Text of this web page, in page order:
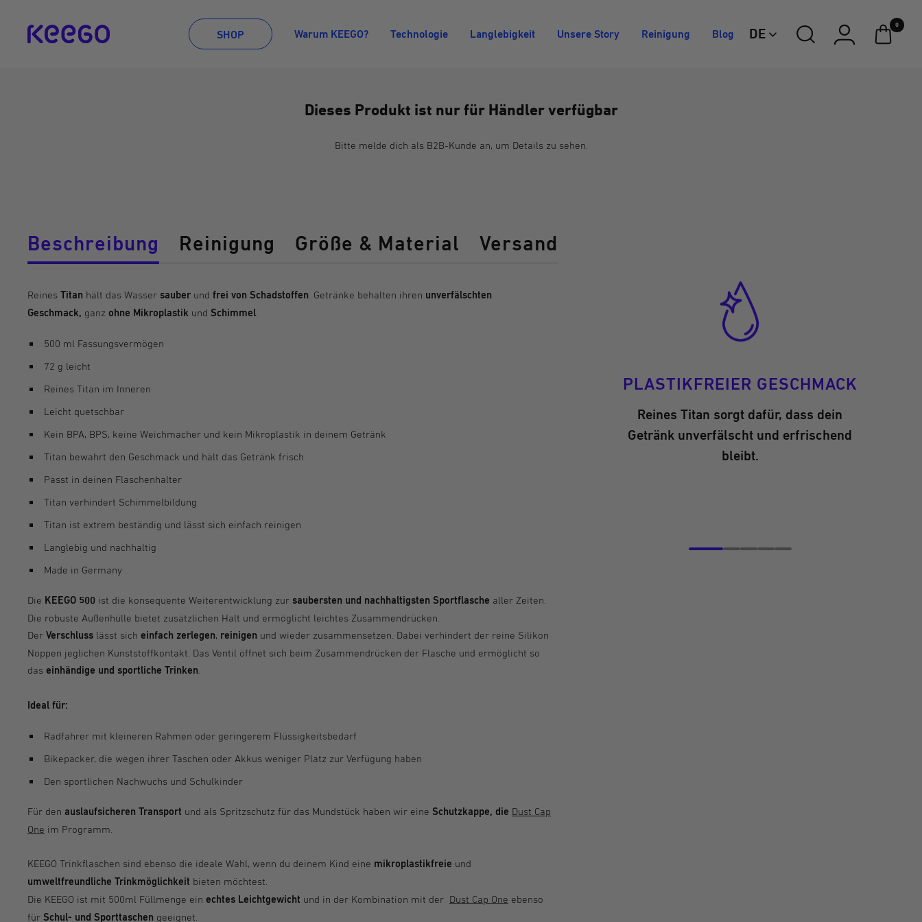
SHOP Warum KEEGO? Technologie Langlebigkeit Unsere Story Reinigung Blog
KEEGO DE
0
Dieses Produkt ist nur für Händler verfügbar
Bitte melde dich als B2B-Kunde an, um Details zu sehen.
Beschreibung Reinigung Größe & Material Versand
Reines Titan hält das Wasser sauber und frei von Schadstoffen . Getränke behalten ihren unverfälschten
Geschmack, ganz ohne Mikroplastik und Schimmel
500 ml Fassungsvermögen
72 g leicht
Reines Titan im Inneren
Leicht quetschbar
Kein BPA, BPS, keine Weichmacher und kein Mikroplastik in deinem Getränk
Titan bewahrt den Geschmack und hält das Getränk frisch
Passt in deinen Flaschenhalter
Titan verhindert Schimmelbildung
Titan ist extrem beständig und lässt sich einfach reinigen
Langlebig und nachhaltig
Made in Germany
Die KEEGO 500 ist die konsequente Weiterentwicklung zur saubersten und nachhaltigsten Sportflasche aller Zeiten.
Die robuste Außenhülle bietet zusätzlichen Halt und ermöglicht leichtes Zusammendrücken.
Der Verschluss lässt sich einfach zerlegen, reinigen und wieder zusammensetzen. Dabei verhindert der reine Silikon
Noppen jeglichen Kunststoffkontakt. Das Ventil öffnet sich beim Zusammendrücken der Flasche und ermöglicht so
das einhändige und sportliche Trinken
Ideal für:
Radfahrer mit kleineren Rahmen oder geringerem Flüssigkeitsbedarf
Bikepacker, die wegen ihrer Taschen oder Akkus weniger Platz zur Verfügung haben
Den sportlichen Nachwuchs und Schulkinder
Für den auslaufsicheren Transport und als Spritzschutz für das Mundstück haben wir eine Schutzkappe, die Dust Cap
One im Programm.
KEEGO Trinkflaschen sind ebenso die ideale Wahl, wenn du deinem Kind eine mikroplastikfreie und
umweltfreundliche Trinkmöglichkeit bieten möchtest.
Die KEEGO ist mit 500ml Füllmenge ein echtes Leichtgewicht und in der Kombination mit der Dust Cap One ebenso
für Schul- und Sporttaschen geeignet.
Titan ist extrem beständig und lässt sich
PLASTIKFREIER GESCHMACK
Reines Titan sorgt dafür, dass dein
Getränk unverfälscht und erfrischend
bleibt.